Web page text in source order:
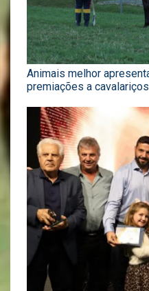
Animais melhor
premiações a cavalariços